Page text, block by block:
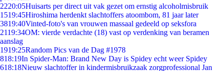
2220:05Huisarts per direct uit vak gezet om ernstig alcoholmisbruik
1519:45Hiroshima herdenkt slachtoffers atoombom, 81 jaar later
3819:40Vinted-foto's van vrouwen massaal gedeeld op seksfora
2119:34OM: vierde verdachte (18) vast op verdenking van beramen
aanslag
1919:25Random Pics van de Dag #1978
818:19In Spider-Man: Brand New Day is Spidey echt weer Spidey
618:18Nieuw slachtoffer in kindermisbruikzaak zorgprofessional Jan